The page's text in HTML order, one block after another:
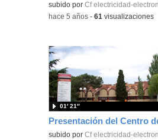
Contenido educativo.
subido porCf electricidad-
-hace 5 años -61 visualizaciones
subido porCf electricidad-
01′ 21″